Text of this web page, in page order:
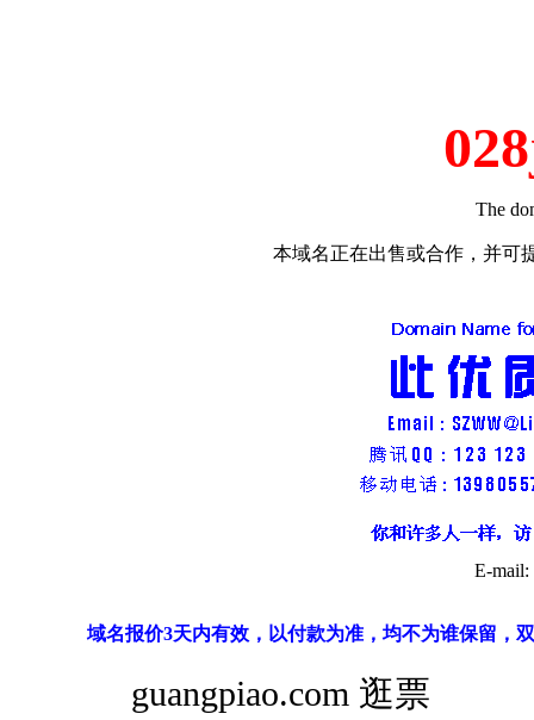
The
本域名正在出售或合作，并可
E-
域名报价3天内有效，以付款为准，均不为谁保留，
guangpiao.com 逛票